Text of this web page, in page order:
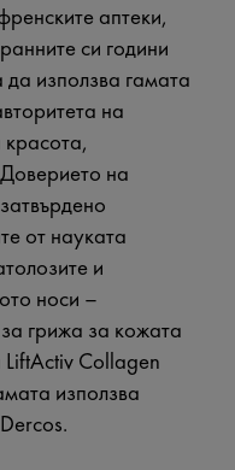
аптеки,
си години
използва гамата
на
на
от науката
и
носи –
грижа за кожата
LiftActiv Collagen
използва